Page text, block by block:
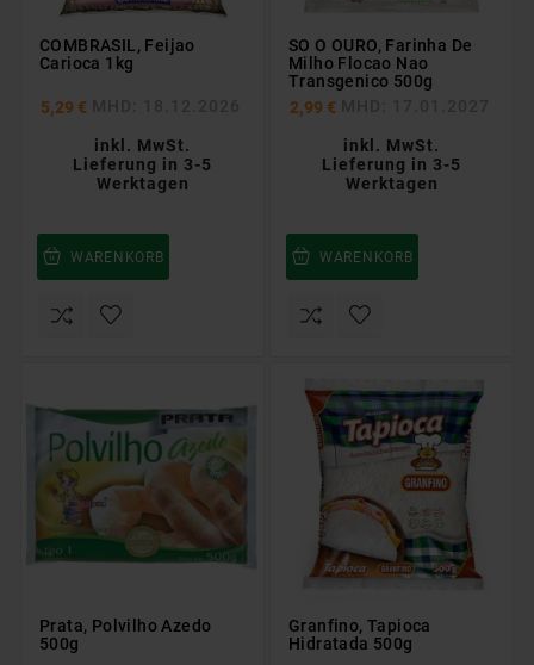
COMBRASIL, Feijao
Carioca 1kg
5,29 €
inkl. MwSt.
Lieferung in 3-5
Werktagen
WARENKORB
SO O OURO, Farinha De
Milho Flocao Nao
Transgenico 500g
2,99 €
inkl. MwSt.
Lieferung in 3-5
Werktagen
WARENKORB
Prata, Polvilho Azedo
500g
Granfino, Tapioca
Hidratada 500g